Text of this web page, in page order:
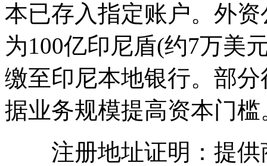
本已存入指定账户。外
为100亿印尼盾(约7万美
缴至印尼本地银行。部
据业务规模提高资本门槛
注册地址证明：提供